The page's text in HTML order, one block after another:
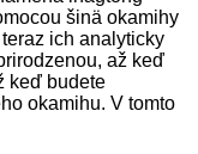
šinä okamihy
ich analyticky
až keď
keď budete
okamihu. V tomto